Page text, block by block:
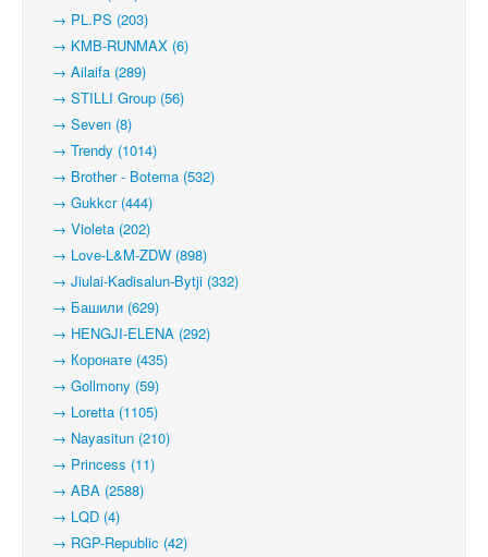
→ PL.PS (203)
→ KMB-RUNMAX (6)
→ Ailaifa (289)
→ STILLI Group (56)
→ Seven (8)
→ Trendy (1014)
→ Brother - Botema (532)
→ Gukkcr (444)
→ Violeta (202)
→ Love-L&M-ZDW (898)
→ Jiulai-Kadisalun-Bytji (332)
→ Башили (629)
→ HENGJI-ELENA (292)
→ Коронате (435)
→ Gollmony (59)
→ Loretta (1105)
→ Nayasitun (210)
→ Princess (11)
→ ABA (2588)
→ LQD (4)
→ RGP-Republic (42)